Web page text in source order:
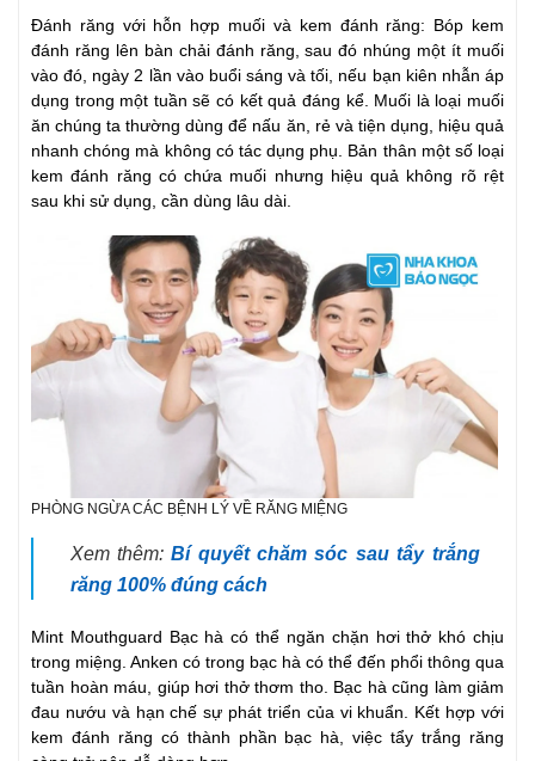
Đánh răng với hỗn hợp muối và kem đánh răng: Bóp kem
đánh răng lên bàn chải đánh răng, sau đó nhúng một ít muối
vào đó, ngày 2 lần vào buổi sáng và tối, nếu bạn kiên nhẫn áp
dụng trong một tuần sẽ có kết quả đáng kể. Muối là loại muối
ăn chúng ta thường dùng để nấu ăn, rẻ và tiện dụng, hiệu quả
nhanh chóng mà không có tác dụng phụ. Bản thân một số loại
kem đánh răng có chứa muối nhưng hiệu quả không rõ rệt
sau khi sử dụng, cần dùng lâu dài.
PHÒNG NGỪA CÁC BỆNH LÝ VỀ RĂNG MIỆNG
Xem thêm:Bí quyết chăm sóc sau tẩy trắng
răng 100% đúng cách
Mint Mouthguard Bạc hà có thể ngăn chặn hơi thở khó chịu
trong miệng. Anken có trong bạc hà có thể đến phổi thông qua
tuần hoàn máu, giúp hơi thở thơm tho. Bạc hà cũng làm giảm
đau nướu và hạn chế sự phát triển của vi khuẩn. Kết hợp với
kem đánh răng có thành phần bạc hà, việc tẩy trắng răng